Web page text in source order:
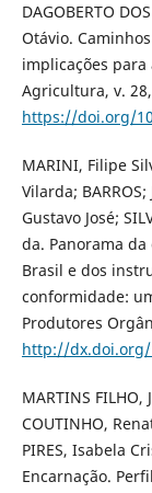
DAGOBERTO
Otávio.
implicações
Agricultura, v.
https://doi.org/
MARINI, Filipe
Vilarda;
Gustavo José;
da. Panorama
Brasil e dos
conformidade:
Produtores
http://dx.doi.org/
MARTINS FILHO,
COUTINHO,
PIRES, Isabela
Encarnação.